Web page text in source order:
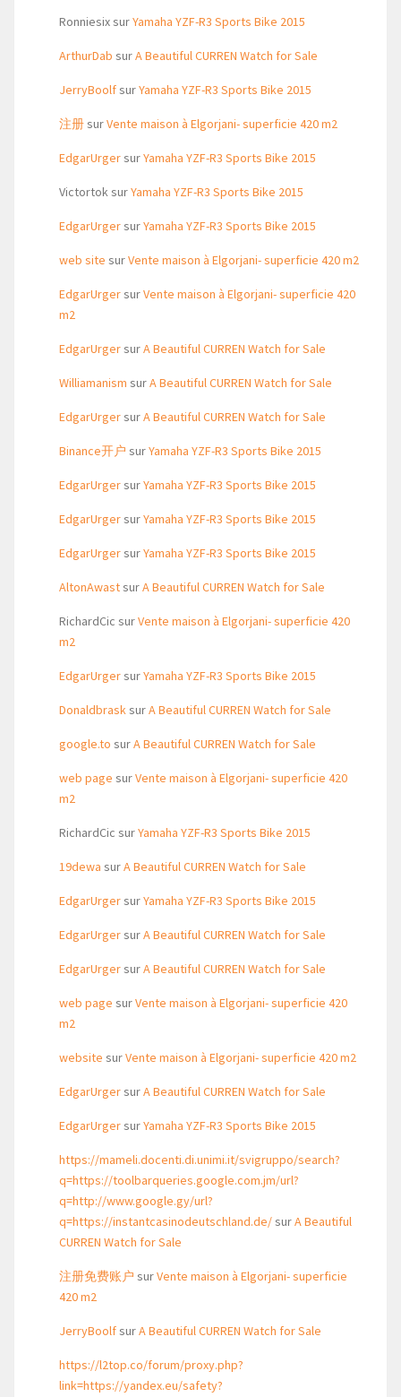
RonniesixsurYamaha YZF-R3 Sports Bike 2015
ArthurDab surA Beautiful CURREN Watch for Sale
JerryBoolfsurYamaha YZF-R3 Sports Bike 2015
注册surVente maison à Elgorjani- superficie 420 m2
EdgarUrgersurYamaha YZF-R3 Sports Bike 2015
VictortoksurYamaha YZF-R3 Sports Bike 2015
EdgarUrgersurYamaha YZF-R3 Sports Bike 2015
web site surVente maison à Elgorjani- superficie 420 m2
EdgarUrgersurVente maison à Elgorjani- superficie 420
m2
EdgarUrgersurA Beautiful CURREN Watch for Sale
Williamanism surA Beautiful CURREN Watch for Sale
EdgarUrgersurA Beautiful CURREN Watch for Sale
Binance开户 surYamaha YZF-R3 Sports Bike 2015
EdgarUrgersurYamaha YZF-R3 Sports Bike 2015
EdgarUrgersurYamaha YZF-R3 Sports Bike 2015
EdgarUrgersurYamaha YZF-R3 Sports Bike 2015
AltonAwastsurA Beautiful CURREN Watch for Sale
RichardCic surVente maison à Elgorjani- superficie 420
m2
EdgarUrgersurYamaha YZF-R3 Sports Bike 2015
DonaldbrasksurA Beautiful CURREN Watch for Sale
google.to surA Beautiful CURREN Watch for Sale
web page surVente maison à Elgorjani- superficie 420
m2
RichardCic surYamaha YZF-R3 Sports Bike 2015
19dewa surA Beautiful CURREN Watch for Sale
EdgarUrgersurYamaha YZF-R3 Sports Bike 2015
EdgarUrgersurA Beautiful CURREN Watch for Sale
EdgarUrgersurA Beautiful CURREN Watch for Sale
web page surVente maison à Elgorjani- superficie 420
m2
website surVente maison à Elgorjani- superficie 420 m2
EdgarUrgersurA Beautiful CURREN Watch for Sale
EdgarUrgersurYamaha YZF-R3 Sports Bike 2015
https://mameli.docenti.di.unimi.it/svigruppo/search?
q=https://toolbarqueries.google.com.jm/url?
q=http://www.google.gy/url?
q=https://instantcasinodeutschland.de/surA Beautiful
CURREN Watch for Sale
注册免费账户 surVente maison à Elgorjani- superficie
420 m2
JerryBoolfsurA Beautiful CURREN Watch for Sale
https://l2top.co/forum/proxy.php?
link=https://yandex.eu/safety?